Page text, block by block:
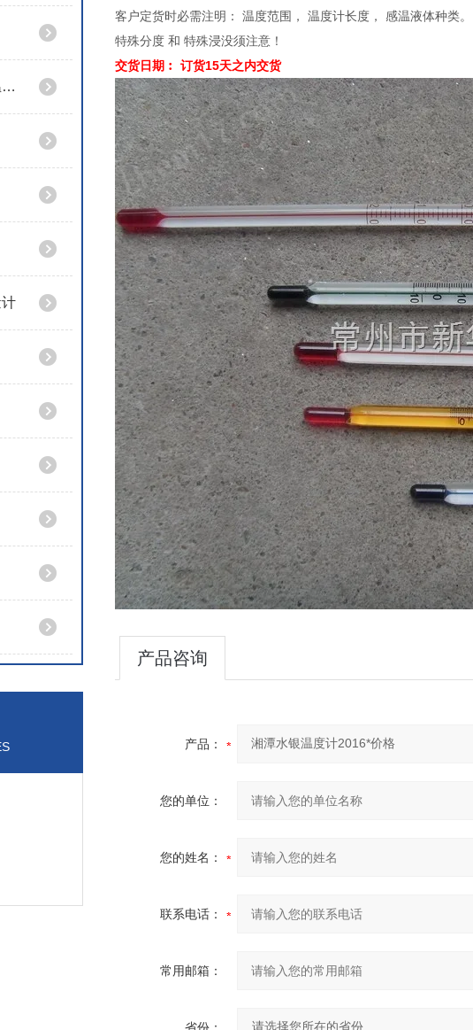
WSSX系列防爆双金属温度计
客户定货时必需注明： 温度范围， 温度计长度， 感温液体种类。
特殊分度 和 特殊浸没须注意！
交货日期︰ 订货15天之内交货
产品咨询
产品：
您的单位：
您的姓名：
联系电话：
常用邮箱：